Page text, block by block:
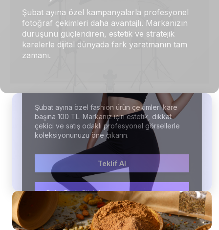
Şubat ayına özel kampanyalarla profesyonel
fotoğraf çekimleri daha avantajlı. Markanızın
duruşunu güçlendiren, estetik ve stratejik
karelerle dijital dünyada fark yaratmanın tam
zamanı.
Şubat ayına özel fashion ürün çekimleri kare
başına 100 TL. Markanız için estetik, dikkat
çekici ve satış odaklı profesyonel görsellerle
koleksiyonunuzu öne çıkarın.
Teklif Al
Daha Fazla Bilgi
Gastronomi Çekimi
Teklif Al
Sosyal Medya Çekimi